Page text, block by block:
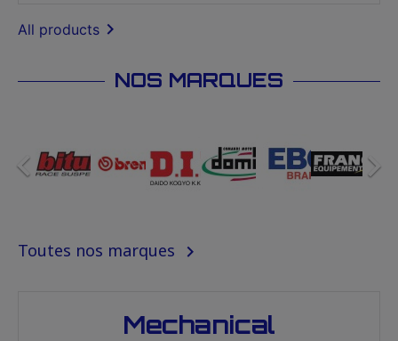
All products 
NOS MARQUES
 
Toutes nos marques 
Mechanical